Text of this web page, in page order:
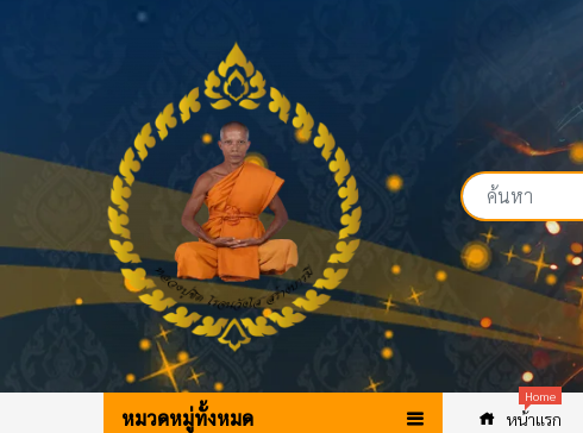
หมวดหมู่ทั้งหมด หน้าแรก
Home